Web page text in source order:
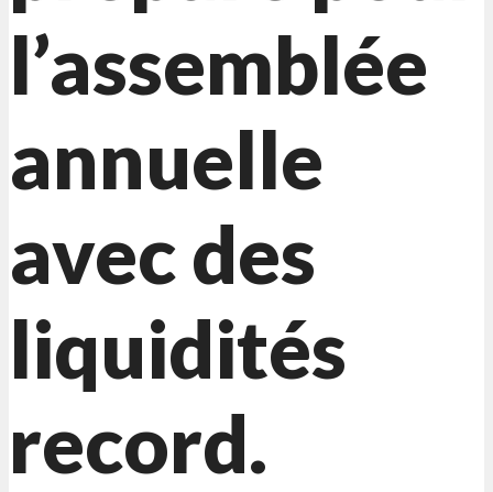
l’assemblée
annuelle
avec des
liquidités
record.